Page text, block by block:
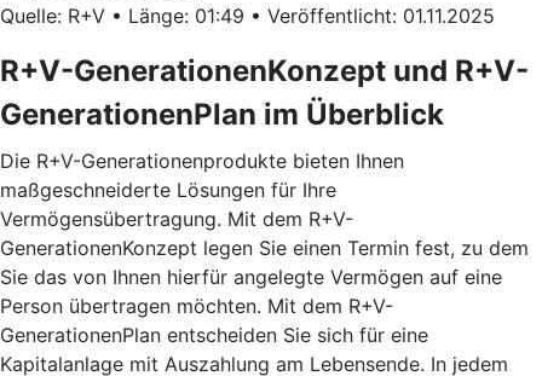
Quelle: R+V • Länge: 01:49 • Veröffentlicht: 01.11.2025
R+V-GenerationenKonzept und R+V-
GenerationenPlan im Überblick
Die R+V-Generationenprodukte bieten Ihnen
maßgeschneiderte Lösungen für Ihre
Vermögensübertragung. Mit dem R+V-
GenerationenKonzept legen Sie einen Termin fest, zu dem
Sie das von Ihnen hierfür angelegte Vermögen auf eine
Person übertragen möchten. Mit dem R+V-
GenerationenPlan entscheiden Sie sich für eine
Kapitalanlage mit Auszahlung am Lebensende. In jedem